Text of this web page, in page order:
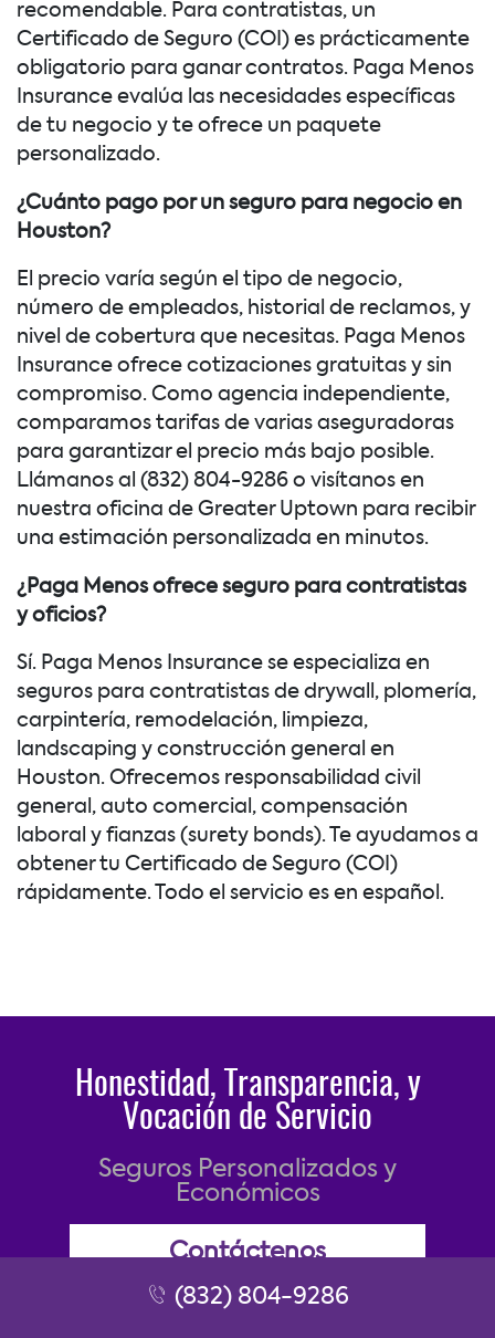
recomendable. Para contratistas, un
Certificado de Seguro (COI) es prácticamente
obligatorio para ganar contratos. Paga Menos
Insurance evalúa las necesidades específicas
de tu negocio y te ofrece un paquete
personalizado.
¿Cuánto pago por un seguro para negocio en
Houston?
El precio varía según el tipo de negocio,
número de empleados, historial de reclamos, y
nivel de cobertura que necesitas. Paga Menos
Insurance ofrece cotizaciones gratuitas y sin
compromiso. Como agencia independiente,
comparamos tarifas de varias aseguradoras
para garantizar el precio más bajo posible.
Llámanos al (832) 804-9286 o visítanos en
nuestra oficina de Greater Uptown para recibir
una estimación personalizada en minutos.
¿Paga Menos ofrece seguro para contratistas
y oficios?
Sí. Paga Menos Insurance se especializa en
seguros para contratistas de drywall, plomería,
carpintería, remodelación, limpieza,
landscaping y construcción general en
Houston. Ofrecemos responsabilidad civil
general, auto comercial, compensación
laboral y fianzas (surety bonds). Te ayudamos a
obtener tu Certificado de Seguro (COI)
rápidamente. Todo el servicio es en español.
Honestidad, Transparencia, y
Vocación de Servicio
Seguros Personalizados y
Económicos
Contáctenos
(832) 804-9286